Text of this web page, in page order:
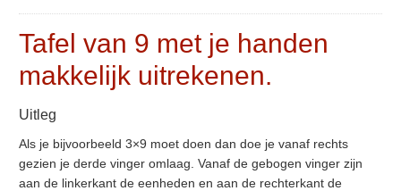
Tafel van 9 met je handen
makkelijk uitrekenen.
Uitleg
Als je bijvoorbeeld 3×9 moet doen dan doe je vanaf rechts
gezien je derde vinger omlaag. Vanaf de gebogen vinger zijn
aan de linkerkant de eenheden en aan de rechterkant de